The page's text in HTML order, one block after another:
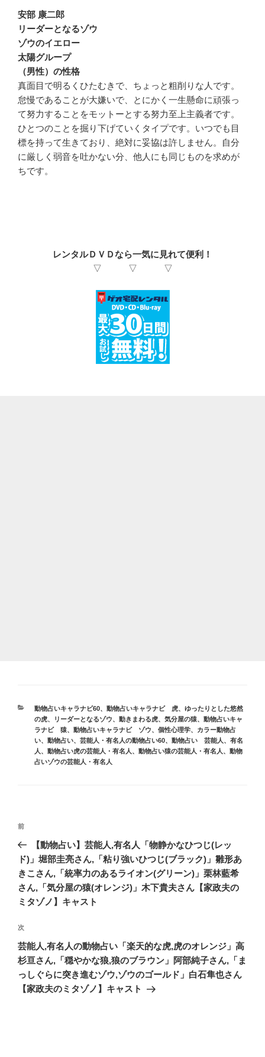
安部 康二郎
リーダーとなるゾウ
ゾウのイエロー
太陽グループ
（男性）の性格
真面目で明るくひたむきで、ちょっと粗削りな人です。
怠慢であることが大嫌いで、とにかく一生懸命に頑張っ
て努力することをモットーとする努力至上主義者です。
ひとつのことを掘り下げていくタイプです。いつでも目
標を持って生きており、絶対に妥協は許しません。自分
に厳しく弱音を吐かない分、他人にも同じものを求めが
ちです。
レンタルＤＶＤなら一気に見れて便利！
▽ ▽ ▽
カ
テ
ゴ
リ
ー
動物占いキャラナビ60、 動物占いキャラナビ 虎、 ゆったりとした悠然
の虎、 リーダーとなるゾウ、 動きまわる虎、 気分屋の猿、 動物占いキャ
ラナビ 猿、 動物占いキャラナビ ゾウ、 個性心理学、
カラー動物占
い、 動物占い、 芸能人・有名人の動物占い60、 動物占い 芸能人、有名
人 、 動物占い虎の芸能人・有名人 、 動物占い猿の芸能人・有名人 、 動物
占いゾウの芸能人・有名人
投
ナ
ビ
ゲ
ー
ン
前
の
投
稿
前
【動物占い】芸能人,有名人「物静かなひつじ(レッ
ド)」堀部圭亮さん,「粘り強いひつじ(ブラック)」雛形あ
きこさん,「統率力のあるライオン(グリーン)」栗林藍希
さん,「気分屋の猿(オレンジ)」木下貴夫さん【家政夫の
ミタゾノ】キャスト
次
の
投
次
芸能人,有名人の動物占い「楽天的な虎,虎のオレンジ」高
杉亘さん,「穏やかな狼,狼のブラウン」阿部純子さん,「ま
っしぐらに突き進むゾウ,ゾウのゴールド」白石隼也さん
【家政夫のミタゾノ】キャスト